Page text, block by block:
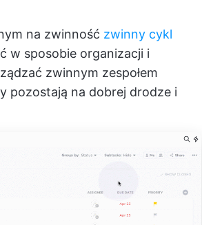
na zwinność zwinny cykl
w sposobie organizacji i
zwinnym zespołem
pozostają na dobrej drodze i